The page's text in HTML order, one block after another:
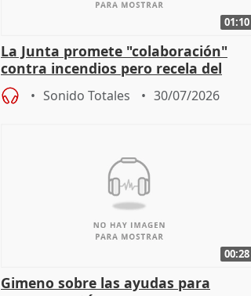
01:10
La Junta promete "colaboración"
contra incendios pero recela del
pacto de Estado de Sánchez
Sonido Totales 30/07/2026
00:28
Gimeno sobre las ayudas para